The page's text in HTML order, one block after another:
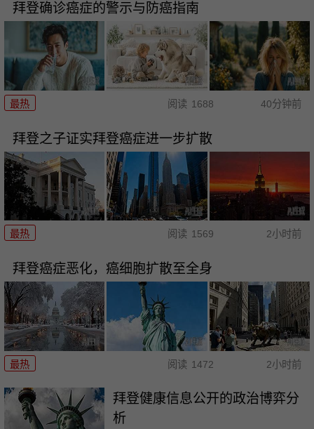
拜登确诊癌症的警示与防癌指南
最热 阅读 1688 40分钟前
拜登之子证实拜登癌症进一步扩散
最热 阅读 1569 2小时前
拜登癌症恶化，癌细胞扩散至全身
最热 阅读 1472 2小时前
拜登健康信息公开的政治博弈分
析